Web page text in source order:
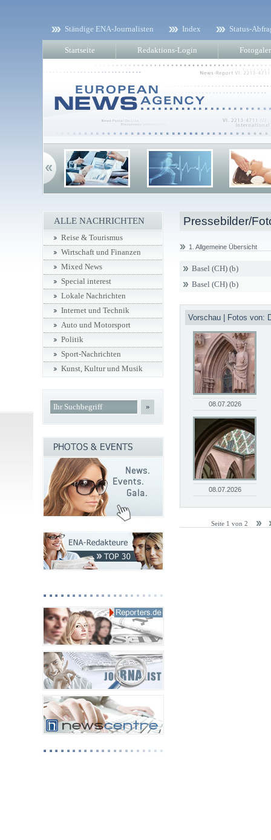
Ständige ENA-Journalisten Index Status-
Startseite Redaktions-Login
Pressebilder/
1. Allgemeine Übersicht
Basel (CH) (b)
Basel (CH) (b)
Vorschau | Fotos von:
08.07.2026
08.07.2026
Seite 1 von 2
ALLE NACHRICHTEN
Reise & Tourismus
Wirtschaft und Finanzen
Mixed News
Special interest
Lokale Nachrichten
Internet und Technik
Auto und Motorsport
Politik
Sport-Nachrichten
Kunst, Kultur und Musik
»